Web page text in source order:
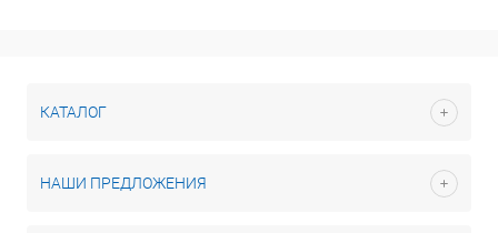
КАТАЛОГ
НАШИ ПРЕДЛОЖЕНИЯ